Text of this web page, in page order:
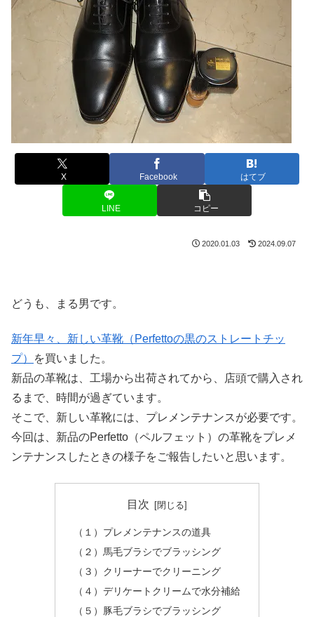
X Facebook はてブ
LINE コピー
2020.01.03 2024.09.07
どうも、まる男です。
新年早々、新しい革靴（Perfettoの黒のストレートチッ
プ）
を買いました。
新品の革靴は、工場から出荷されてから、店頭で購入され
るまで、時間が過ぎています。
そこで、新しい革靴には、プレメンテナンスが必要です。
今回は、新品のPerfetto（ペルフェット）の革靴をプレメ
ンテナンスしたときの様子をご報告したいと思います。
目次
（１）プレメンテナンスの道具
（２）馬毛ブラシでブラッシング
（３）クリーナーでクリーニング
（４）デリケートクリームで水分補給
（５）豚毛ブラシでブラッシング